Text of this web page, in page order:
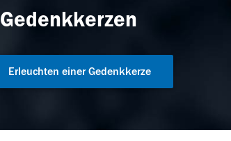
Gedenkkerzen
Erleuchten einer Gedenkkerze